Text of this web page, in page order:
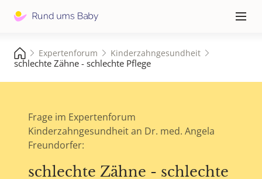
≡
Expertenforum Kinderzahngesundheit
schlechte Zähne - schlechte Pflege
Frage im Expertenforum
Kinderzahngesundheit an Dr. med. Angela
Freundorfer:
schlechte Zähne - schlechte